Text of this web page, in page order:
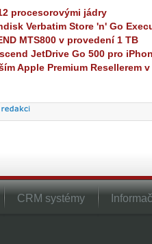
procesorovými jádry
Verbatim Store 'n' Go
MTS800 v provedení 1 TB
JetDrive Go 500 pro
Apple Premium Resellerem
CRM systémy